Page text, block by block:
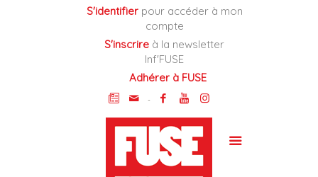
S'identifierpour accéder à mon
compte
S'inscrire à la newsletter
Inf'FUSE
Adhérer à FUSE
-
Cookies management panel